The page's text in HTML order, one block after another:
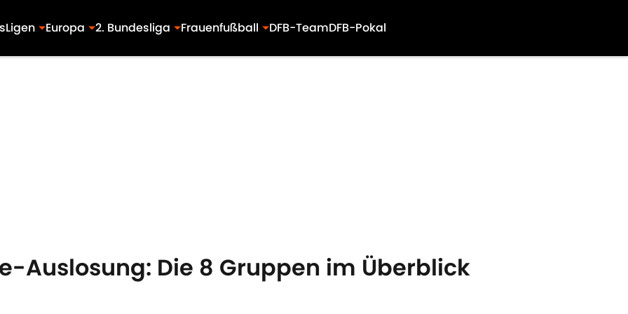
Ligen Europa 2. Bundesliga Frauenfußball DFB-TeamDFB-Pokal
Auslosung: Die 8 Gruppen im Überblick